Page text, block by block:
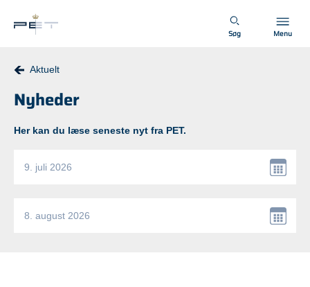
Spring til hovedindhold
Søg Menu
Aktuelt
Nyheder
Her kan du læse seneste nyt fra PET.